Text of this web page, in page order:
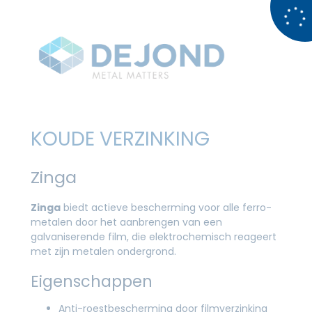
KOUDE VERZINKING
Zinga
Zinga biedt actieve bescherming voor alle ferro-
metalen door het aanbrengen van een
galvaniserende film, die elektrochemisch reageert
met zijn metalen ondergrond.
Eigenschappen
Anti-roestbescherming door filmverzinking